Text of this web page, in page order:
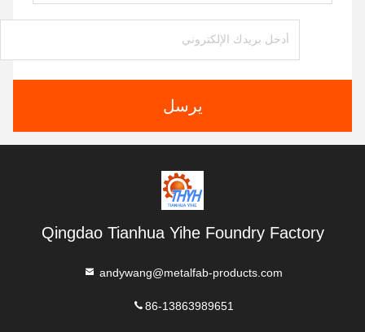
يرسل
Qingdao Tianhua Yihe Foundry Factory
andywang@metalfab-products.com
86-13863989651